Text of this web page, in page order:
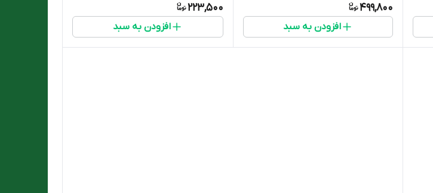
499,800
افزودن به سبد
223,500
افزودن به سبد